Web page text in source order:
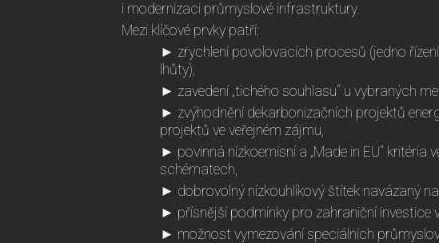
i modernizaci průmyslové infrastruktury.
Mezi klíčové prvky patří:
► zrychlení povolovacích procesů (jedno
lhůty),
► zavedení „tichého souhlasu“ u vybraných
► zvýhodnění dekarbonizačních projektů
projektů ve veřejném zájmu,
► povinná nízkoemisní a „Made in EU“
schématech,
► dobrovolný nízkouhlíkový štítek navázaný
► přísnější podmínky pro zahraniční investice
► možnost vymezování speciálních